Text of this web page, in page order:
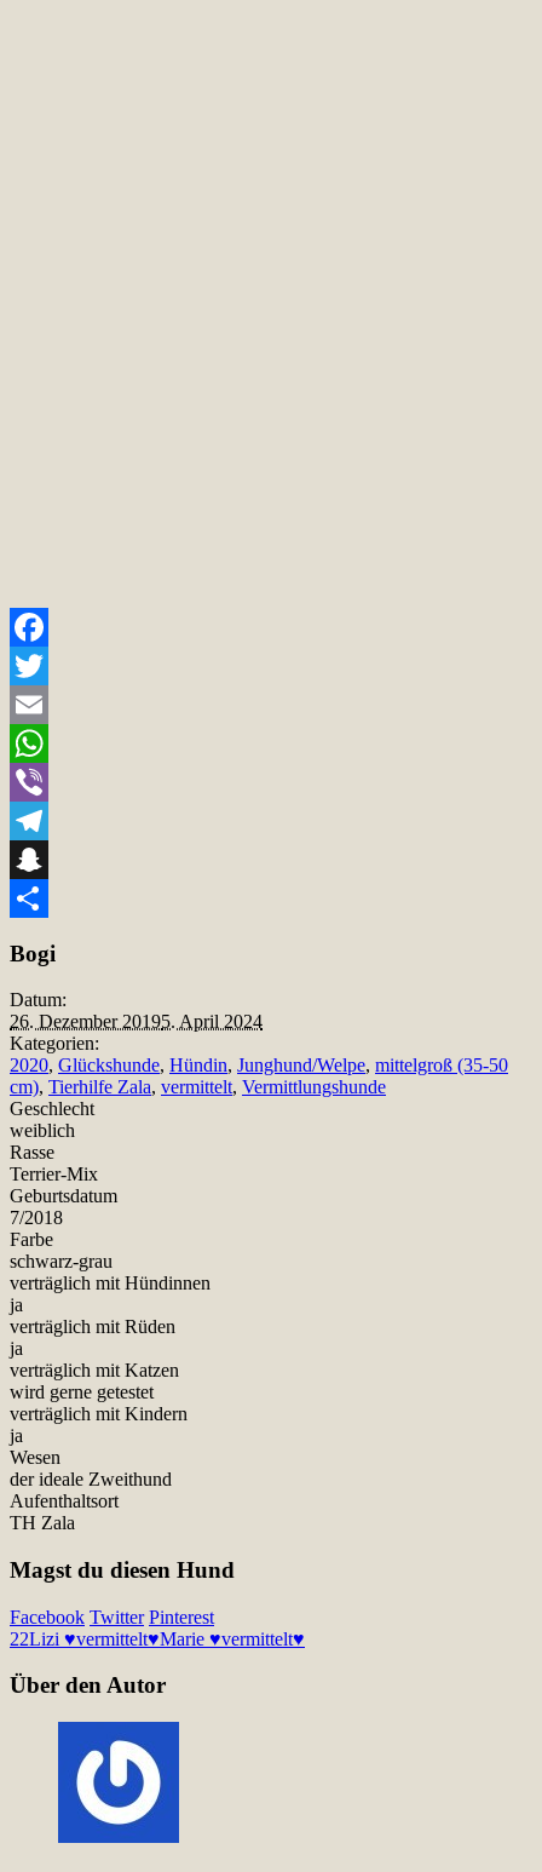
Facebook
Twitter
Email
WhatsApp
Viber
Telegram
Snapchat
Bogi
Datum:
26. Dezember 20195. April 2024
Kategorien:
2020, Glückshunde, Hündin, Junghund/Welpe, mittelgroß (35-50
cm), Tierhilfe Zala, vermittelt, Vermittlungshunde
Geschlecht
weiblich
Rasse
Terrier-Mix
Geburtsdatum
7/2018
Farbe
schwarz-grau
verträglich mit Hündinnen
ja
verträglich mit Rüden
ja
verträglich mit Katzen
wird gerne getestet
verträglich mit Kindern
ja
Wesen
der ideale Zweithund
Aufenthaltsort
TH Zala
Magst du diesen Hund
Facebook Twitter Pinterest
22Lizi ♥vermittelt♥Marie ♥vermittelt♥
Über den Autor